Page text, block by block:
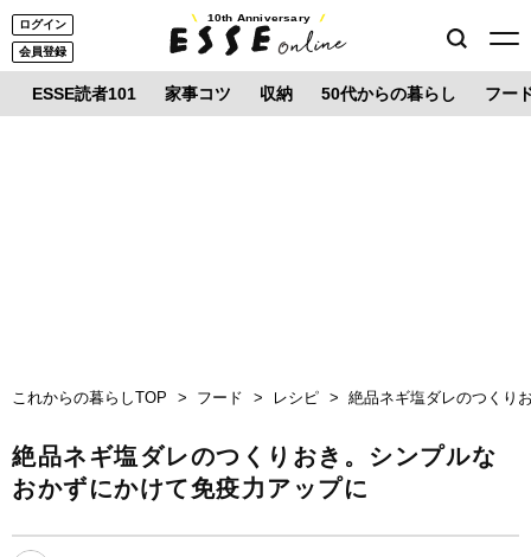
ログイン
会員登録
10th Anniversary
ESSE読者101 家事コツ 収納 50代からの暮らし フー
これからの暮らしTOP フード レシピ 絶品ネギ塩ダレのつくり
絶品ネギ塩ダレのつくりおき。シンプルな
おかずにかけて免疫力アップに